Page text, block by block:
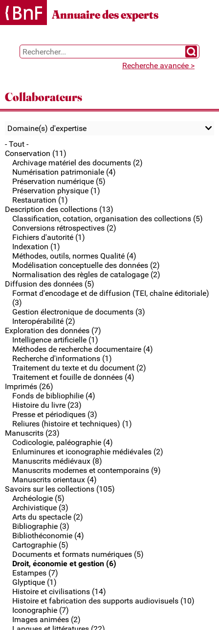
Gestion des cookies
Annuaire des experts
Chercher
Recherche avancée >
Collaborateurs
Domaine(s) d'expertise
- Tout -
Conservation (11)
Archivage matériel des documents (2)
Numérisation patrimoniale (4)
Préservation numérique (5)
Préservation physique (1)
Restauration (1)
Description des collections (13)
Classification, cotation, organisation des collections (5)
Conversions rétrospectives (2)
Fichiers d'autorité (1)
Indexation (1)
Méthodes, outils, normes Qualité (4)
Modélisation conceptuelle des données (2)
Normalisation des règles de catalogage (2)
Diffusion des données (5)
Format d'encodage et de diffusion (TEI, chaîne éditoriale)
(3)
Gestion électronique de documents (3)
Interopérabilité (2)
Exploration des données (7)
Intelligence artificielle (1)
Méthodes de recherche documentaire (4)
Recherche d'informations (1)
Traitement du texte et du document (2)
Traitement et fouille de données (4)
Imprimés (26)
Fonds de bibliophilie (4)
Histoire du livre (23)
Presse et périodiques (3)
Reliures (histoire et techniques) (1)
Manuscrits (23)
Codicologie, paléographie (4)
Enluminures et iconographie médiévales (2)
Manuscrits médiévaux (8)
Manuscrits modernes et contemporains (9)
Manuscrits orientaux (4)
Savoirs sur les collections (105)
Archéologie (5)
Archivistique (3)
Arts du spectacle (2)
Bibliographie (3)
Bibliothéconomie (4)
Cartographie (5)
Documents et formats numériques (5)
Droit, économie et gestion (6)
Estampes (7)
Glyptique (1)
Histoire et civilisations (14)
Histoire et fabrication des supports audiovisuels (10)
Iconographie (7)
Images animées (2)